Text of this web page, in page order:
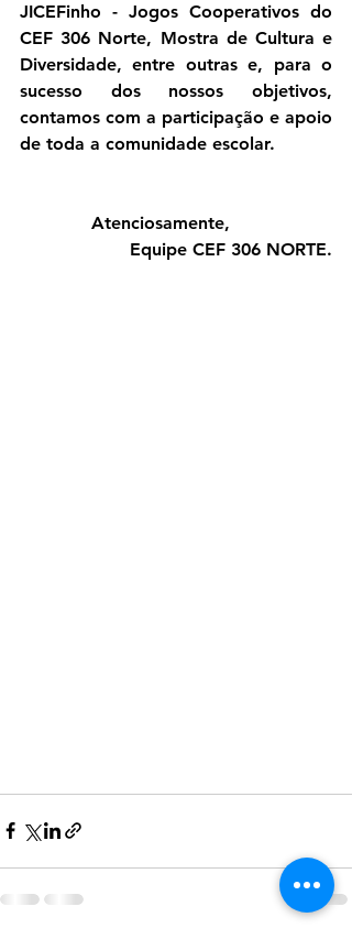
JICEFinho - Jogos Cooperativos do
CEF 306 Norte, Mostra de Cultura e
Diversidade, entre outras e, para o
sucesso dos nossos objetivos,
contamos com a participação e apoio
de toda a comunidade escolar.
Atenciosamente,
Equipe CEF 306 NORTE.